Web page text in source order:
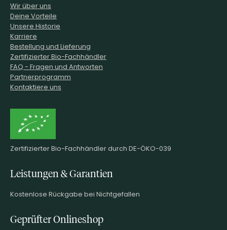
Wir über uns
Deine Vorteile
Unsere Historie
Karriere
Bestellung und Lieferung
Zertifizierter Bio-Fachhändler
FAQ - Fragen und Antworten
Partnerprogramm
Kontaktiere uns
Zertifizierter Bio-Fachhändler durch DE-ÖKO-039
Leistungen & Garantien
Kostenlose Rückgabe bei Nichtgefallen
Geprüfter Onlineshop